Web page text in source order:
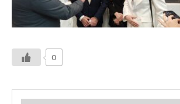
0